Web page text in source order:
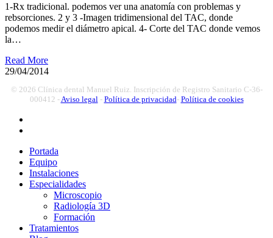
1-Rx tradicional. podemos ver una anatomía con problemas y
rebsorciones. 2 y 3 -Imagen tridimensional del TAC, donde
podemos medir el diámetro apical. 4- Corte del TAC donde vemos
la…
Read More
29/04/2014
© 2026 Clínica dental Manuel Ruiz. Inscripción de Registro Sanitario C-36-
000412 - Aviso legal - Política de privacidad- Política de cookies
Close
Menu
Portada
Equipo
Instalaciones
Especialidades
Microscopio
Radiología 3D
Formación
Tratamientos